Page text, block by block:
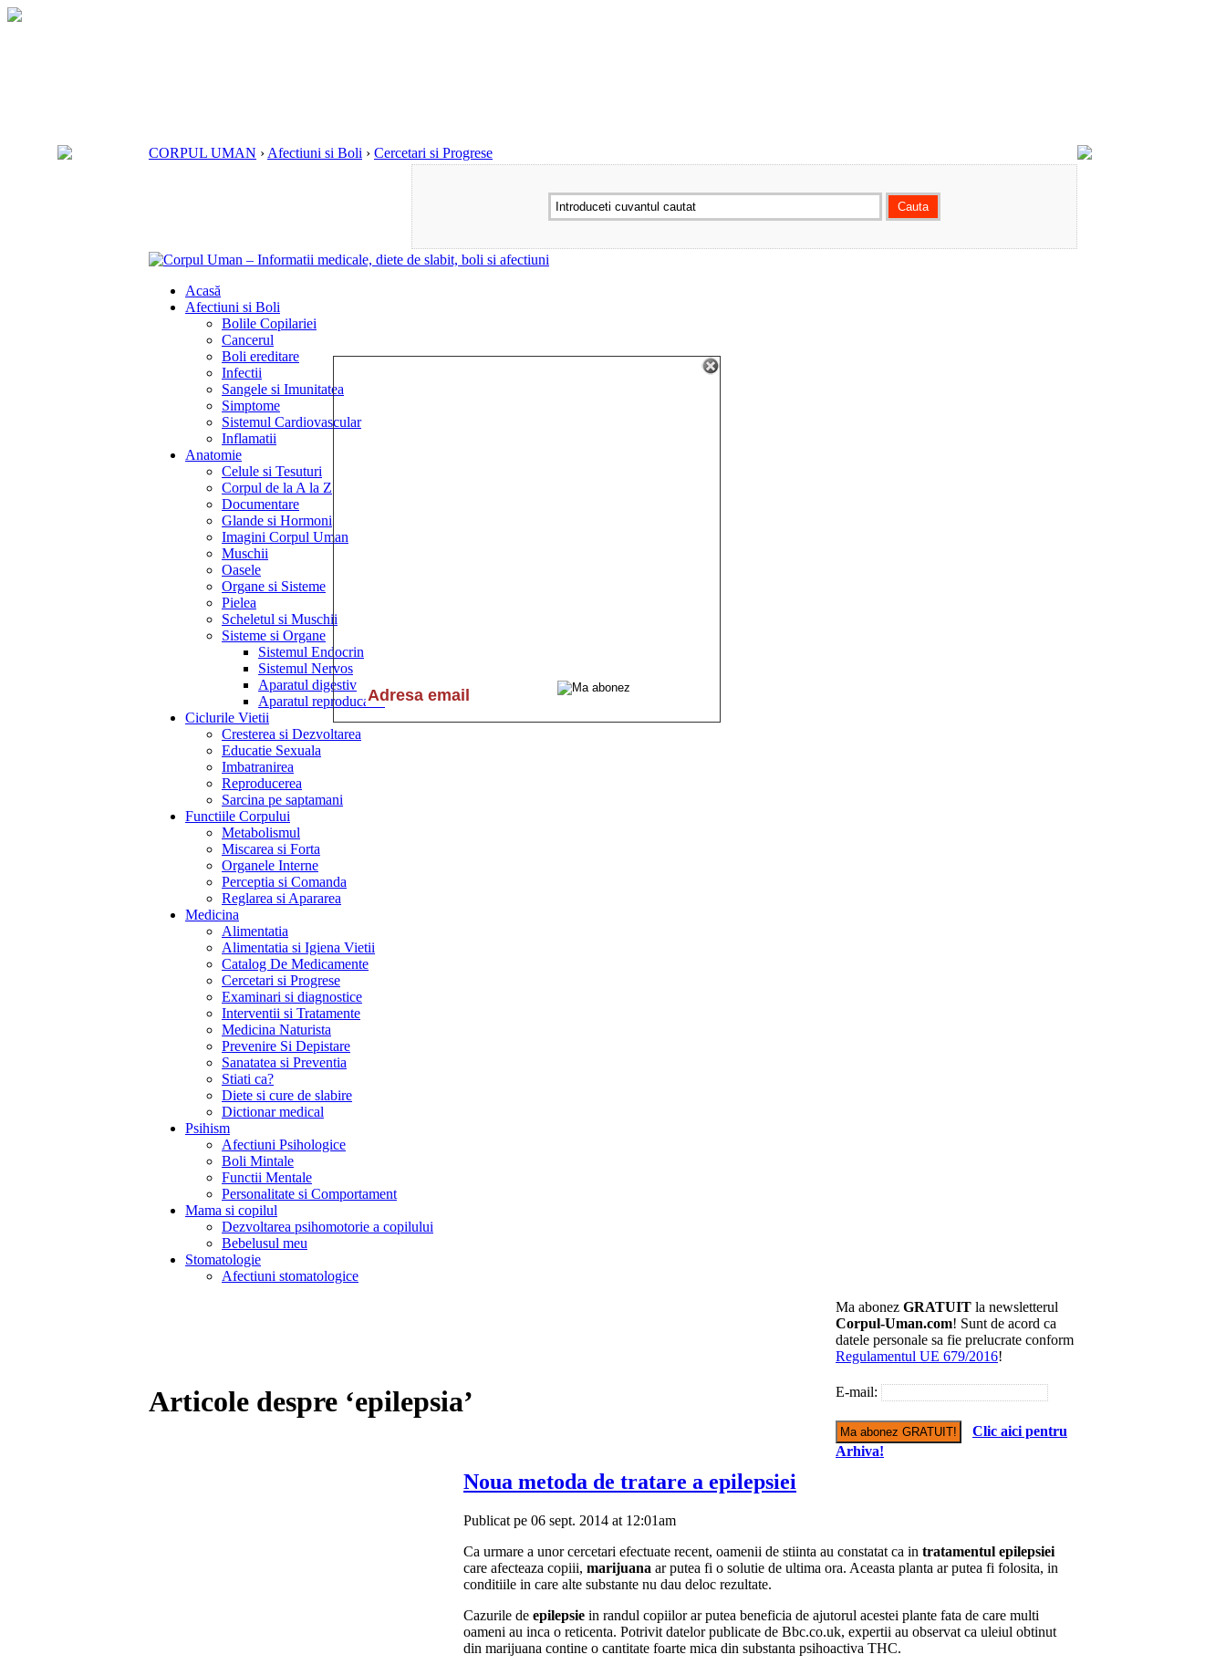
CORPUL UMAN › Afectiuni si Boli › Cercetari si Progrese
Acasă
Afectiuni si Boli
Bolile Copilariei
Cancerul
Boli ereditare
Infectii
Sangele si Imunitatea
Simptome
Sistemul Cardiovascular
Inflamatii
Anatomie
Celule si Tesuturi
Corpul de la A la Z
Documentare
Glande si Hormoni
Imagini Corpul Uman
Muschii
Oasele
Organe si Sisteme
Pielea
Scheletul si Muschii
Sisteme si Organe
Sistemul Endocrin
Sistemul Nervos
Aparatul digestiv
Aparatul reproducator
Ciclurile Vietii
Cresterea si Dezvoltarea
Educatie Sexuala
Imbatranirea
Reproducerea
Sarcina pe saptamani
Functiile Corpului
Metabolismul
Miscarea si Forta
Organele Interne
Perceptia si Comanda
Reglarea si Apararea
Medicina
Alimentatia
Alimentatia si Igiena Vietii
Catalog De Medicamente
Cercetari si Progrese
Examinari si diagnostice
Interventii si Tratamente
Medicina Naturista
Prevenire Si Depistare
Sanatatea si Preventia
Stiati ca?
Diete si cure de slabire
Dictionar medical
Psihism
Afectiuni Psihologice
Boli Mintale
Functii Mentale
Personalitate si Comportament
Mama si copilul
Dezvoltarea psihomotorie a copilului
Bebelusul meu
Stomatologie
Afectiuni stomatologice
Ma abonez GRATUIT la newsletterul
Corpul-Uman.com! Sunt de acord ca
datele personale sa fie prelucrate conform
Regulamentul UE 679/2016!
E-mail:
Clic aici pentru
Arhiva!
Articole despre ‘epilepsia’
Noua metoda de tratare a epilepsiei
Publicat pe 06 sept. 2014 at 12:01am
Ca urmare a unor cercetari efectuate recent, oamenii de stiinta au constatat ca in tratamentul epilepsiei
care afecteaza copiii, marijuana ar putea fi o solutie de ultima ora. Aceasta planta ar putea fi folosita, in
conditiile in care alte substante nu dau deloc rezultate.
Cazurile de epilepsie in randul copiilor ar putea beneficia de ajutorul acestei plante fata de care multi
oameni au inca o reticenta. Potrivit datelor publicate de Bbc.co.uk, expertii au observat ca uleiul obtinut
din marijuana contine o cantitate foarte mica din substanta psihoactiva THC.